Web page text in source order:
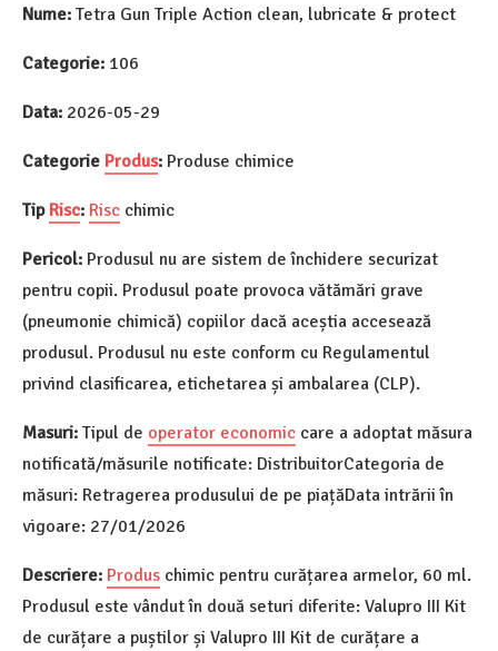
Nume: Tetra Gun Triple Action clean, lubricate & protect
Categorie: 106
Data: 2026-05-29
Categorie Produs: Produse chimice
Tip Risc: Risc chimic
Pericol: Produsul nu are sistem de închidere securizat
pentru copii. Produsul poate provoca vătămări grave
(pneumonie chimică) copiilor dacă aceștia accesează
produsul. Produsul nu este conform cu Regulamentul
privind clasificarea, etichetarea și ambalarea (CLP).
Masuri: Tipul de operator economic care a adoptat măsura
notificată/măsurile notificate: DistribuitorCategoria de
măsuri: Retragerea produsului de pe piațăData intrării în
vigoare: 27/01/2026
Descriere: Produs chimic pentru curățarea armelor, 60 ml.
Produsul este vândut în două seturi diferite: Valupro III Kit
de curățare a puștilor și Valupro III Kit de curățare a